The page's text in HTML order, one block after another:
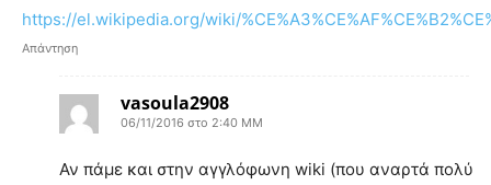
https://el.wikipedia.org/wiki/
Απάντηση
vasoula2908
06/11/2016 στο 2:40 ΜΜ
Αν πάμε και στην αγγλόφωνη wiki (που αναρτά πολύ